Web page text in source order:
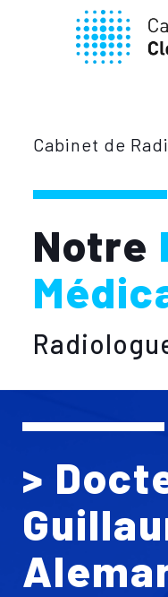
Cabinet de
Notre
>